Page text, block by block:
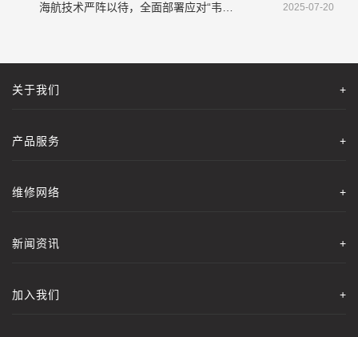
海航技术严阵以待，全面部署应对“韦帕”挑战 2025-07-20
关于我们 +
产品服务 +
维修网络 +
新闻资讯 +
加入我们 +